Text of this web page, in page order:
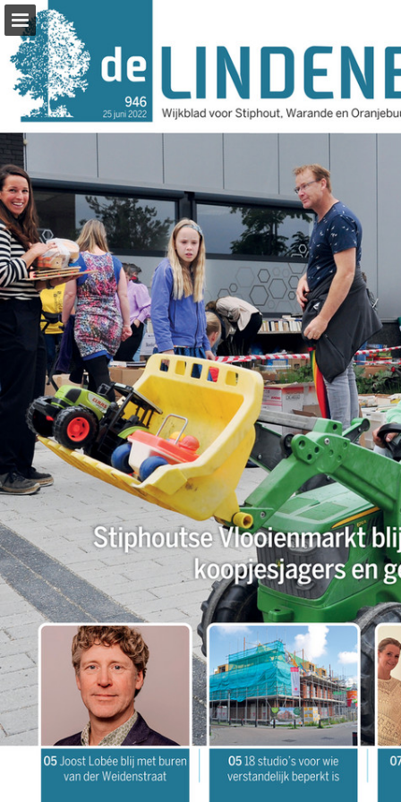
Pagina overzicht
Zoeken
Publicatie rapporteren